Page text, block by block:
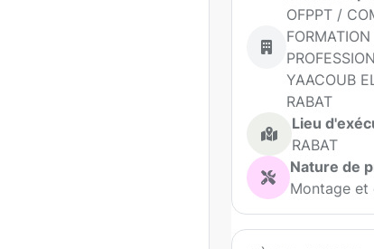
OFPPT /
FORMATION
YAACOUB
RABAT
Lieu
RABAT
Nature de
Montage et